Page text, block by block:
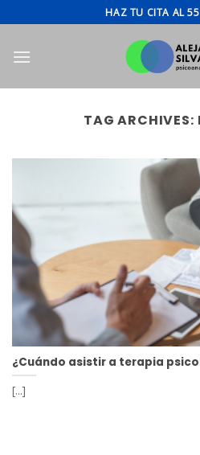
to
content
HAZ TU CITA AL
TAG ARCHIVES:
¿Cuándo asistir a terapia
[...]